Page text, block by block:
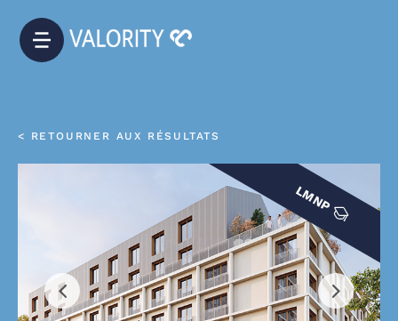
< RETOURNER AUX RÉSULTATS
LMNP